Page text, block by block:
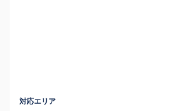
対応エリア